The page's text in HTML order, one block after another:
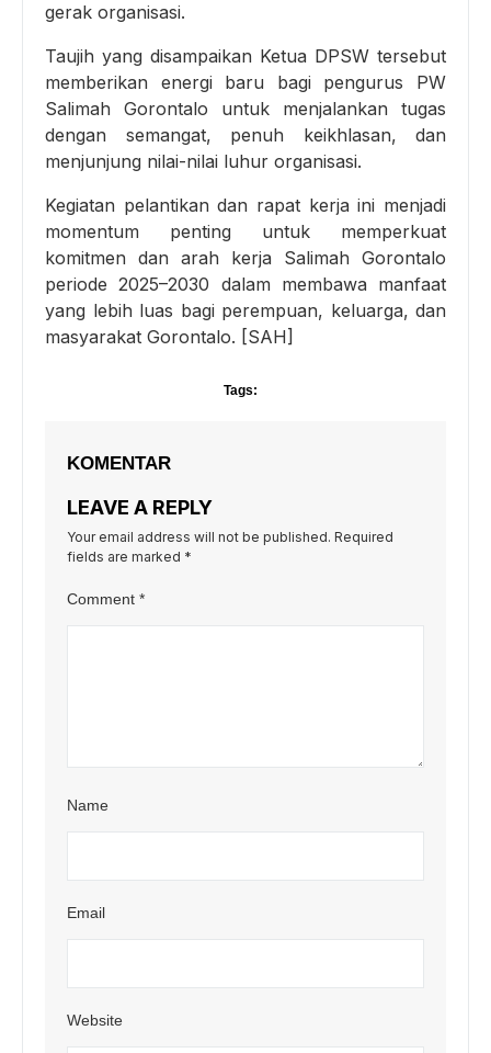
gerak organisasi.
Taujih yang disampaikan Ketua DPSW tersebut
memberikan energi baru bagi pengurus PW
Salimah Gorontalo untuk menjalankan tugas
dengan semangat, penuh keikhlasan, dan
menjunjung nilai-nilai luhur organisasi.
Kegiatan pelantikan dan rapat kerja ini menjadi
momentum penting untuk memperkuat
komitmen dan arah kerja Salimah Gorontalo
periode 2025–2030 dalam membawa manfaat
yang lebih luas bagi perempuan, keluarga, dan
masyarakat Gorontalo. [SAH]
Tags:
KOMENTAR
LEAVE A REPLY
Your email address will not be published. Required
fields are marked *
Comment *
Name
Email
Website